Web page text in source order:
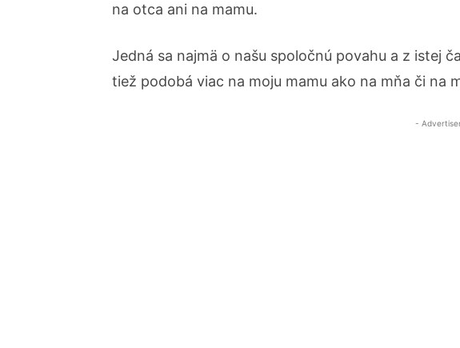
na otca ani na mamu.
Jedná sa najmä o našu spoločnú povahu a z istej
tiež podobá viac na moju mamu ako na mňa či na
-